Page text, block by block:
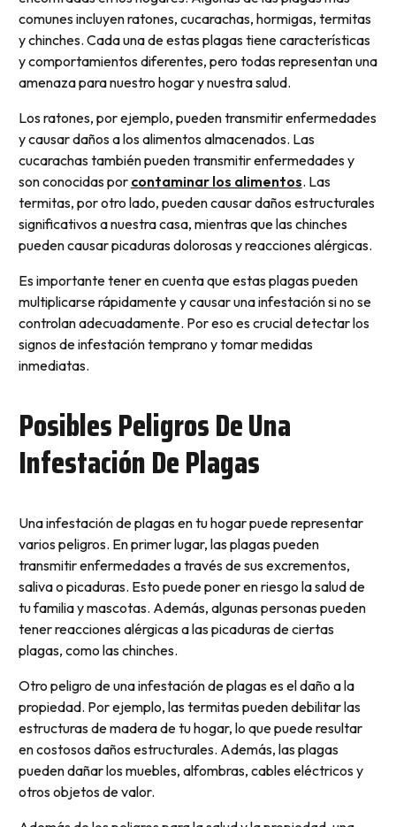
comunes incluyen ratones, cucarachas, hormigas, termitas
y chinches. Cada una de estas plagas tiene características
y comportamientos diferentes, pero todas representan una
amenaza para nuestro hogar y nuestra salud.
Los ratones, por ejemplo, pueden transmitir enfermedades
y causar daños a los alimentos almacenados. Las
cucarachas también pueden transmitir enfermedades y
son conocidas por contaminar los alimentos. Las
termitas, por otro lado, pueden causar daños estructurales
significativos a nuestra casa, mientras que las chinches
pueden causar picaduras dolorosas y reacciones alérgicas.
Es importante tener en cuenta que estas plagas pueden
multiplicarse rápidamente y causar una infestación si no se
controlan adecuadamente. Por eso es crucial detectar los
signos de infestación temprano y tomar medidas
inmediatas.
Posibles Peligros De Una
Infestación De Plagas
Una infestación de plagas en tu hogar puede representar
varios peligros. En primer lugar, las plagas pueden
transmitir enfermedades a través de sus excrementos,
saliva o picaduras. Esto puede poner en riesgo la salud de
tu familia y mascotas. Además, algunas personas pueden
tener reacciones alérgicas a las picaduras de ciertas
plagas, como las chinches.
Otro peligro de una infestación de plagas es el daño a la
propiedad. Por ejemplo, las termitas pueden debilitar las
estructuras de madera de tu hogar, lo que puede resultar
en costosos daños estructurales. Además, las plagas
pueden dañar los muebles, alfombras, cables eléctricos y
otros objetos de valor.